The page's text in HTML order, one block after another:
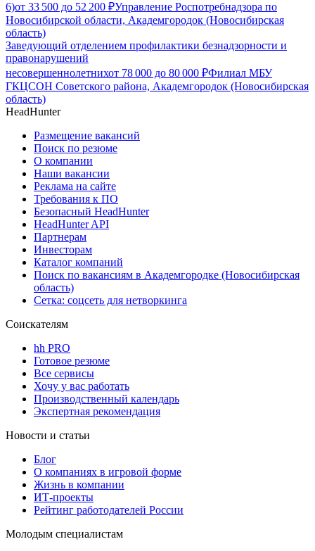
6)от 33 500 до 52 200 ₽Управление Роспотребнадзора по
Новосибирской области, Академгородок (Новосибирская
область)
Заведующий отделением профилактики безнадзорности и
правонарушений
несовершеннолетнихот 78 000 до 80 000 ₽Филиал МБУ
ГКЦСОН Советского района, Академгородок (Новосибирская
область)
HeadHunter
Размещение вакансий
Поиск по резюме
О компании
Наши вакансии
Реклама на сайте
Требования к ПО
Безопасный HeadHunter
HeadHunter API
Партнерам
Инвесторам
Каталог компаний
Поиск по вакансиям в Академгородке (Новосибирская
область)
Сетка: соцсеть для нетворкинга
Соискателям
hh PRO
Готовое резюме
Все сервисы
Хочу у вас работать
Производственный календарь
Экспертная рекомендация
Новости и статьи
Блог
О компаниях в игровой форме
Жизнь в компании
ИТ-проекты
Рейтинг работодателей России
Молодым специалистам